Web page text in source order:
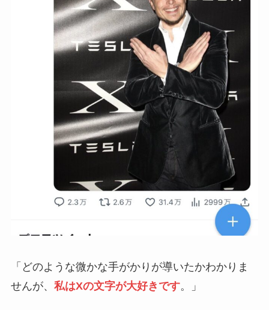
「どのような微かな手がかりが導いたかわかりま
せんが、 私はXの文字が大好きです。」